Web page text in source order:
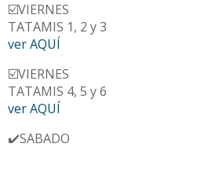
☑️VIERNES
TATAMIS 1, 2 y 3
ver AQUÍ
☑️VIERNES
TATAMIS 4, 5 y 6
ver AQUÍ
✔️SABADO